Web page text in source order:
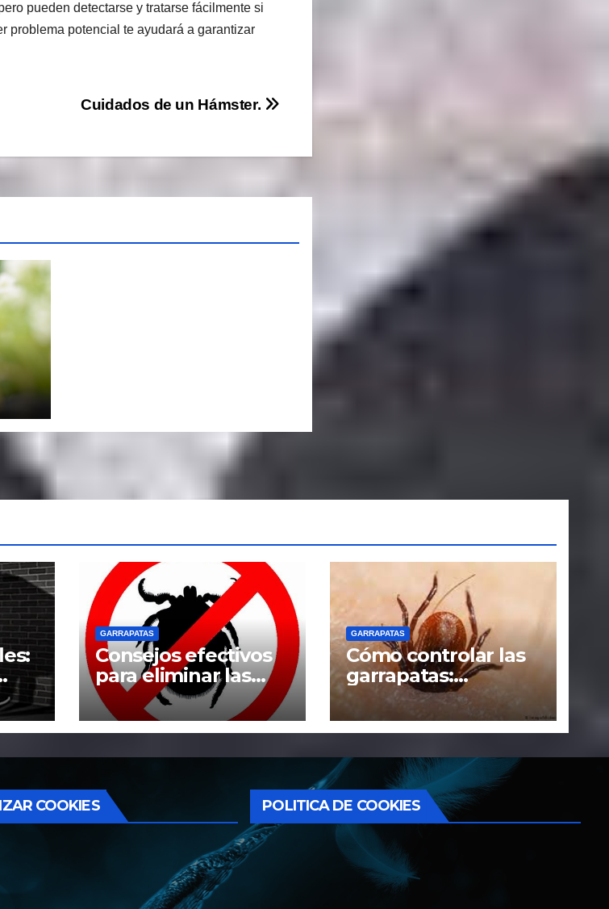
pueden detectarse y tratarse fácilmente si
problema potencial te ayudará a garantizar
Cuidados de un Hámster.
GARRAPATAS
Consejos efectivos
para eliminar las
garrapatas del
hogar
GARRAPATAS
Cómo controlar las
garrapatas:
remedios caseros y
tácticas efectivas
COOKIES POLITICA DE COOKIES